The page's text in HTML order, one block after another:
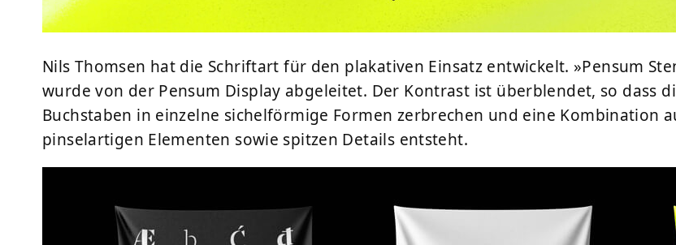
Nils Thomsen hat die Schriftart für den plakativen Einsatz entwickelt. »Pensum
wurde von der Pensum Display abgeleitet. Der Kontrast ist überblendet, so dass
Buchstaben in einzelne sichelförmige Formen zerbrechen und eine Kombination
pinselartigen Elementen sowie spitzen Details entsteht.